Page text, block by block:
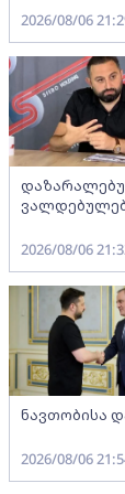
2026/08/06
2026/08/06
ნავთობისა
2026/08/06